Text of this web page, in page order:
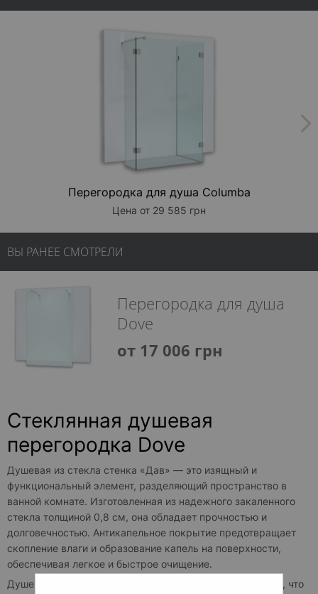
Перегородка для душа Columba
Цена от 29 585 грн
ВЫ РАНЕЕ СМОТРЕЛИ
Перегородка для душа
Dove
от 17 006 грн
Стеклянная душевая
перегородка Dove
Душевая из стекла стенка «Дав» — это изящный и
функциональный элемент, разделяющий пространство в
ванной комнате. Изготовленная из надежного закаленного
стекла толщиной 0,8 см, она обладает прочностью и
долговечностью. Антикапельное покрытие предотвращает
скопление влаги и образование капель на поверхности,
обеспечивая легкое и быстрое очищение.
Душевая из стекла перегородка полностью прозрачная, что